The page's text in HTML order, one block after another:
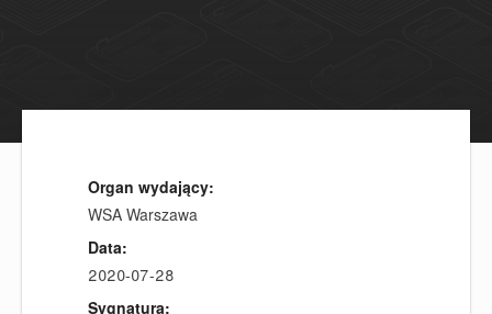
Organ wydający:
WSA Warszawa
Data:
2020-07-28
Sygnatura: